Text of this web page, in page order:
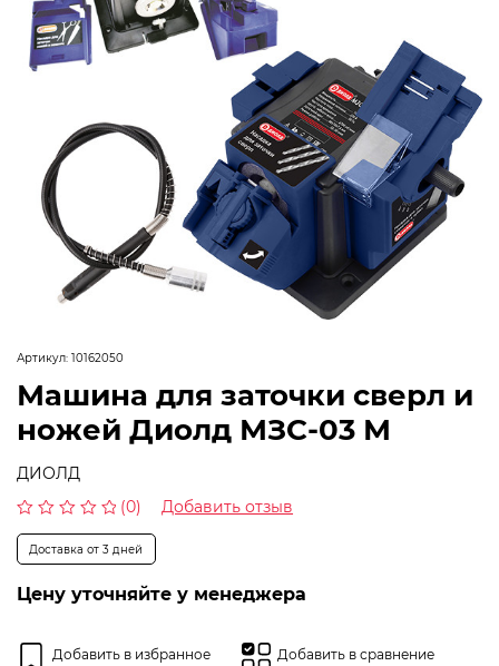
Артикул: 10162050
Машина для заточки сверл и
ножей Диолд МЗС-03 М
ДИОЛД
из
(0) Добавить отзыв
Доставка от 3 дней
Цену уточняйте у менеджера
Добавить в избранное Добавить в сравнение